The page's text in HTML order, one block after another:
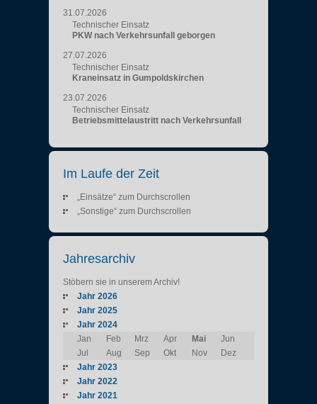
31.07.2026
Technischer Einsatz
PKW nach Verkehrsunfall geborgen
27.07.2026
Technischer Einsatz
Kraneinsatz in Gumpoldskirchen
23.07.2026
Technischer Einsatz
Betriebsmittelaustritt nach Verkehrsunfall
Im Laufe der Zeit
„Einsätze“ zum Durchscrollen
„Sonstige“ zum Durchscrollen
Jahresarchiv
Stöbern sie in unserem Archiv!
Jahr 2026
Jahr 2025
Jahr 2024
Jan
Feb Mrz Apr Mai
Jun
Jul
Aug Sep Okt Nov
Dez
Jahr 2023
Jahr 2022
Jahr 2021